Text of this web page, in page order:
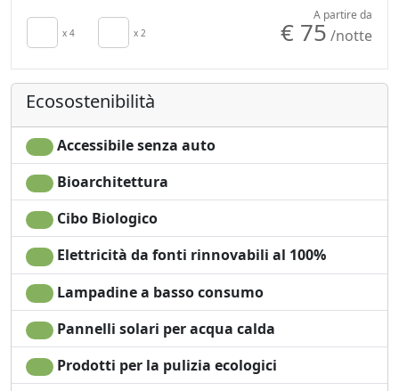
Armadio o
Guardaroba
Tavolo da pranzo
Frigorifero
Zona pranzo
all'aperto
no monodose
Giardino
Vista giardino
indipendente
x 4 x 2
A partire da
€ 75 /notte
Ecosostenibilità
Accessibile senza auto
Bioarchitettura
Cibo Biologico
Elettricità da fonti rinnovabili al 100%
Lampadine a basso consumo
Pannelli solari per acqua calda
Prodotti per la pulizia ecologici